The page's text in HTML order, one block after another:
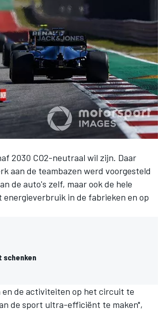
2030 CO2-neutraal wil zijn. Daar
aan de teambazen werd voorgesteld
de auto's zelf, maar ook de hele
in de fabrieken en op
schenken
en de activiteiten op het circuit te
de sport ultra-efficiënt te maken",